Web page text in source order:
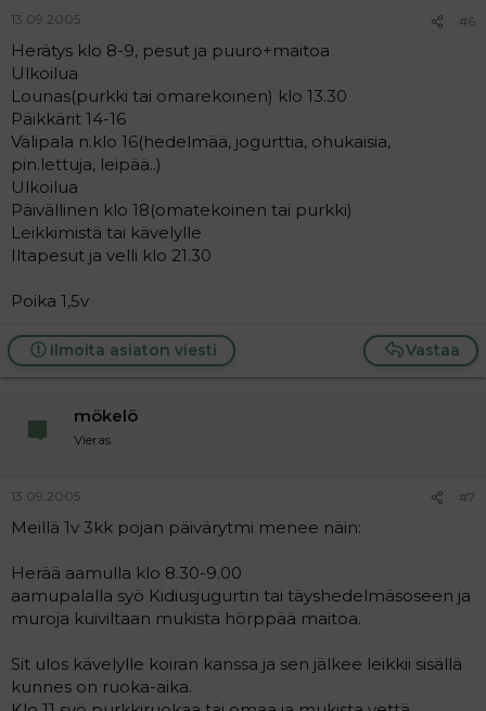
13.09.2005 #6
Herätys klo 8-9, pesut ja puuro+maitoa
Ulkoilua
Lounas(purkki tai omarekoinen) klo 13.30
Päikkärit 14-16
Välipala n.klo 16(hedelmää, jogurttia, ohukaisia,
pin.lettuja, leipää..)
Ulkoilua
Päivällinen klo 18(omatekoinen tai purkki)
Leikkimistä tai kävelylle
Iltapesut ja velli klo 21.30
Poika 1,5v
Vastaa
Ilmoita asiaton viesti
mökelö
Vieras
13.09.2005 #7
Meillä 1v 3kk pojan päivärytmi menee näin:
Herää aamulla klo 8.30-9.00
aamupalalla syö Kidiusjugurtin tai täyshedelmäsoseen ja
muroja kuiviltaan mukista hörppää maitoa.
Sit ulos kävelylle koiran kanssa ja sen jälkee leikkii sisällä
kunnes on ruoka-aika.